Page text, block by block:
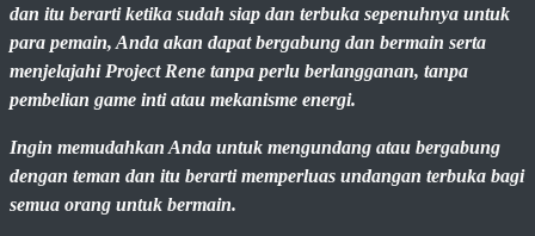
dan itu berarti ketika sudah siap dan terbuka sepenuhnya untuk
para pemain, Anda akan dapat bergabung dan bermain serta
menjelajahi Project Rene tanpa perlu berlangganan, tanpa
pembelian game inti atau mekanisme energi.
Ingin memudahkan Anda untuk mengundang atau bergabung
dengan teman dan itu berarti memperluas undangan terbuka bagi
semua orang untuk bermain.